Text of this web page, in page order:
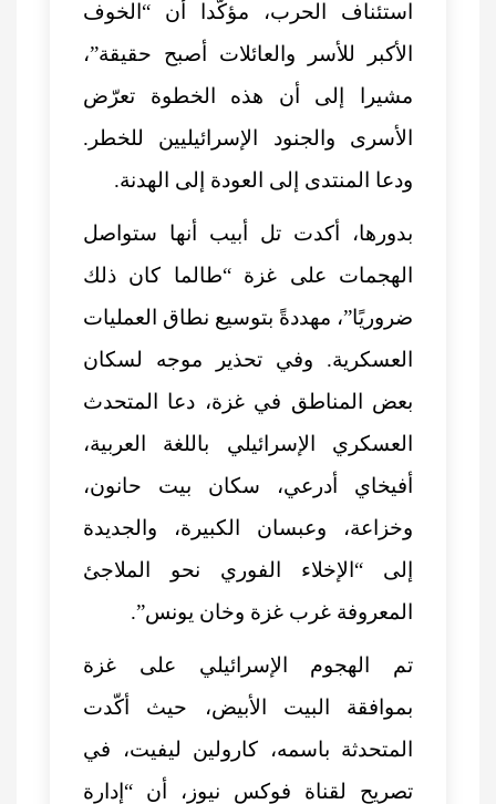
استئناف الحرب، مؤكّدا أن “الخوف
الأكبر للأسر والعائلات أصبح حقيقة”،
مشيرا إلى أن هذه الخطوة تعرّض
الأسرى والجنود الإسرائيليين للخطر.
ودعا المنتدى إلى العودة إلى الهدنة.
بدورها، أكدت تل أبيب أنها ستواصل
الهجمات على غزة “طالما كان ذلك
ضروريًا”، مهددةً بتوسيع نطاق العمليات
العسكرية. وفي تحذير موجه لسكان
بعض المناطق في غزة، دعا المتحدث
العسكري الإسرائيلي باللغة العربية،
أفيخاي أدرعي، سكان بيت حانون،
وخزاعة، وعبسان الكبيرة، والجديدة
إلى “الإخلاء الفوري نحو الملاجئ
المعروفة غرب غزة وخان يونس”.
تم الهجوم الإسرائيلي على غزة
بموافقة البيت الأبيض، حيث أكّدت
المتحدثة باسمه، كارولين ليفيت، في
تصريح لقناة فوكس نيوز، أن “إدارة